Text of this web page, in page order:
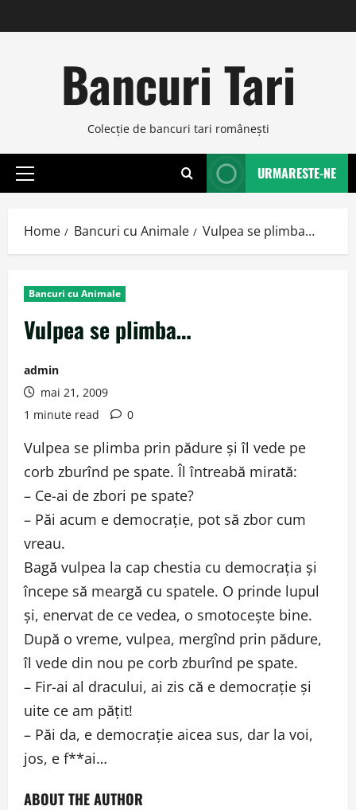
to
Bancuri Tari
Colecţie de bancuri tari româneşti
Primary
URMARESTE-NE
Home Bancuri cu Animale Vulpea se plimba…
Bancuri cu Animale
Vulpea se plimba…
admin
mai 21, 2009
1 minute read
0
Vulpea se plimba prin pădure şi îl vede pe
corb zburînd pe spate. Îl întreabă mirată:
– Ce-ai de zbori pe spate?
– Păi acum e democraţie, pot să zbor cum
vreau.
Bagă vulpea la cap chestia cu democraţia şi
începe să meargă cu spatele. O prinde lupul
şi, enervat de ce vedea, o smotoceşte bine.
După o vreme, vulpea, mergînd prin pădure,
îl vede din nou pe corb zburînd pe spate.
– Fir-ai al dracului, ai zis că e democraţie şi
uite ce am păţit!
– Păi da, e democraţie aicea sus, dar la voi,
jos, e f**ai…
ABOUT THE AUTHOR